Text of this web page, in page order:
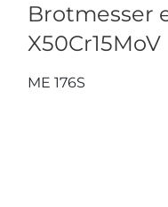
Brotmesser
X50Cr15MoV
ME 176S